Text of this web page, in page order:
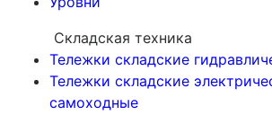
Складская техника
Тележки складские
Тележки складские
самоходные